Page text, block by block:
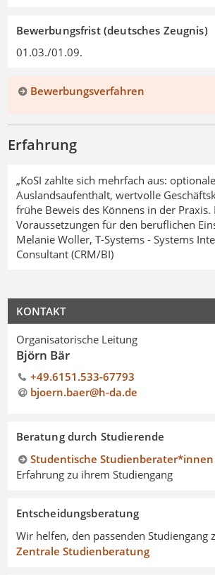
Bewerbungsfrist (deutsches Zeugnis)
01.03./01.09.
Bewerbungsverfahren
Erfahrung
„KoSI zahlte sich mehrfach aus:
Auslandsaufenthalt, wertvolle
frühe Beweis des Könnens in der Praxis.
Voraussetzungen für den beruflichen
Melanie Woller, T-Systems - Systems
Consultant (CRM/BI)
KONTAKT
Organisatorische Leitung
Björn Bär
+49.6151.533-67793
bjoern.baer@h-da.de
Beratung durch Studierende
Studentische Studienberater*innen
Erfahrung zu ihrem Studiengang
Entscheidungsberatung
Wir helfen, den passenden Studiengang
Zentrale Studienberatung